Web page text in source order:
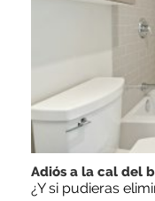
Adiós a la cal del
¿Y si pudieras